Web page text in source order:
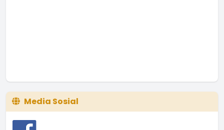
Media Sosial